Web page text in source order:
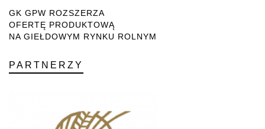
GK GPW ROZSZERZA
OFERTĘ PRODUKTOWĄ
NA GIEŁDOWYM RYNKU ROLNYM
PARTNERZY